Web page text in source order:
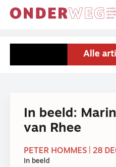
Alle
In beeld:
van Rhee
PETER HOMMES | 28
In beeld